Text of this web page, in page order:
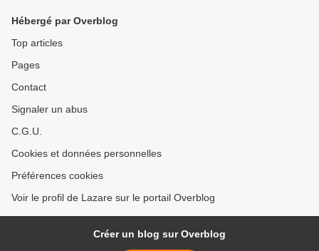
Hébergé par Overblog
Top articles
Pages
Contact
Signaler un abus
C.G.U.
Cookies et données personnelles
Préférences cookies
Voir le profil de Lazare sur le portail Overblog
Créer un blog sur Overblog